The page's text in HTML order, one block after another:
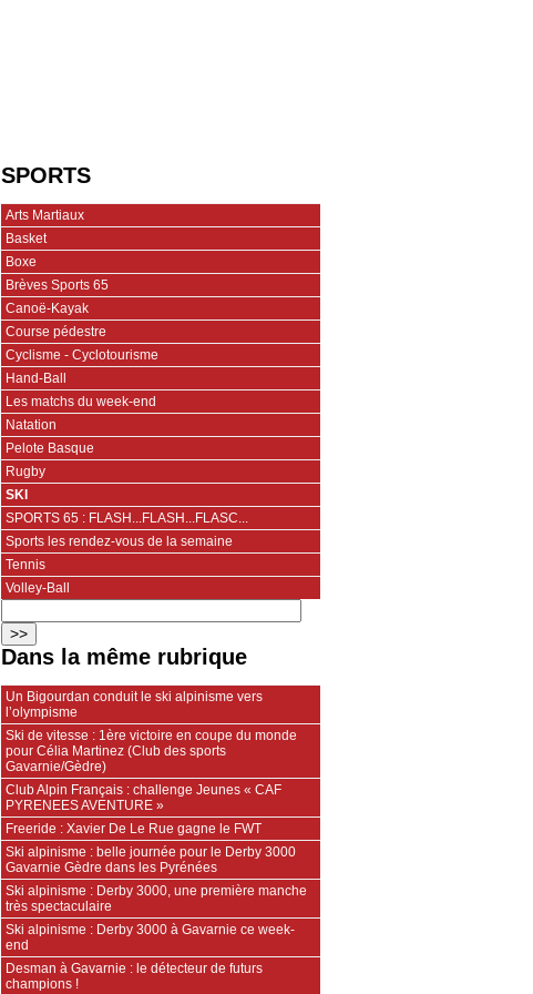
SPORTS
Arts Martiaux
Basket
Boxe
Brèves Sports 65
Canoë-Kayak
Course pédestre
Cyclisme - Cyclotourisme
Hand-Ball
Les matchs du week-end
Natation
Pelote Basque
Rugby
SKI
SPORTS 65 : FLASH...FLASH...FLASC...
Sports les rendez-vous de la semaine
Tennis
Volley-Ball
Dans la même rubrique
Un Bigourdan conduit le ski alpinisme vers
l’olympisme
Ski de vitesse : 1ère victoire en coupe du monde
pour Célia Martinez (Club des sports
Gavarnie/Gèdre)
Club Alpin Français : challenge Jeunes « CAF
PYRENEES AVENTURE »
Freeride : Xavier De Le Rue gagne le FWT
Ski alpinisme : belle journée pour le Derby 3000
Gavarnie Gèdre dans les Pyrénées
Ski alpinisme : Derby 3000, une première manche
très spectaculaire
Ski alpinisme : Derby 3000 à Gavarnie ce week-
end
Desman à Gavarnie : le détecteur de futurs
champions !